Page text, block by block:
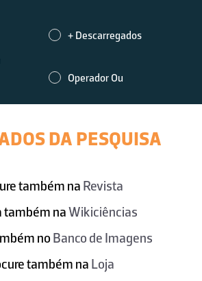
+ Descarregados
Operador Ou
DA PESQUISA
também na Revista
também naWikiciências
no Banco de Imagens
também na Loja